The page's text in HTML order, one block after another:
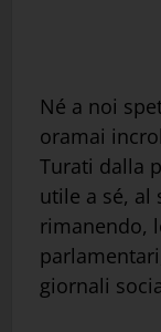
Né a noi
oramai
Turati dalla
utile a sé, al
rimanendo,
giornali